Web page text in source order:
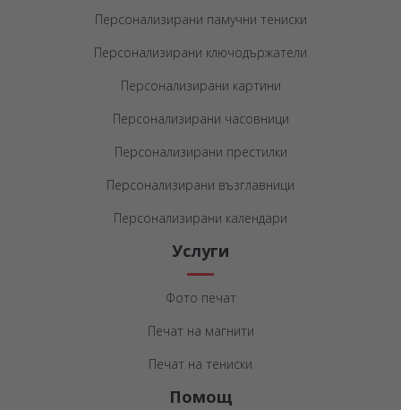
Персонализирани памучни тениски
Персонализирани ключодържатели
Персонализирани картини
Персонализирани часовници
Персонализирани престилки
Персонализирани възглавници
Персонализирани календари
Услуги
Фото печат
Печат на магнити
Печат на тениски
Помощ